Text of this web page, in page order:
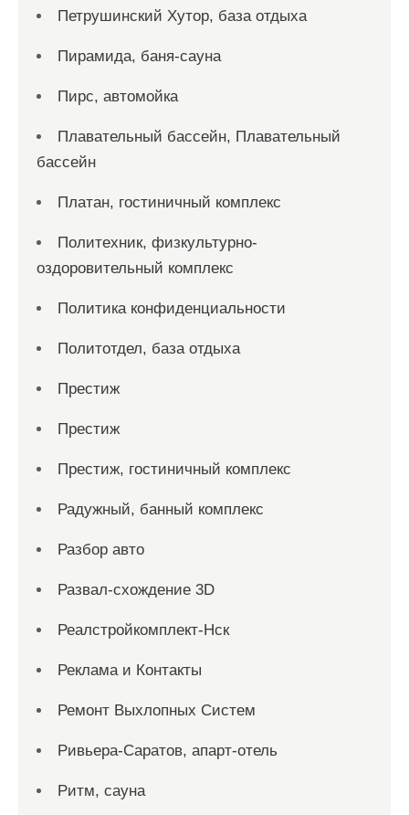
Петрушинский Хутор, база отдыха
Пирамида, баня-сауна
Пирс, автомойка
Плавательный бассейн, Плавательный
бассейн
Платан, гостиничный комплекс
Политехник, физкультурно-
оздоровительный комплекс
Политика конфиденциальности
Политотдел, база отдыха
Престиж
Престиж
Престиж, гостиничный комплекс
Радужный, банный комплекс
Разбор авто
Развал-схождение 3D
Реалстройкомплект-Нск
Реклама и Контакты
Ремонт Выхлопных Систем
Ривьера-Саратов, апарт-отель
Ритм, сауна